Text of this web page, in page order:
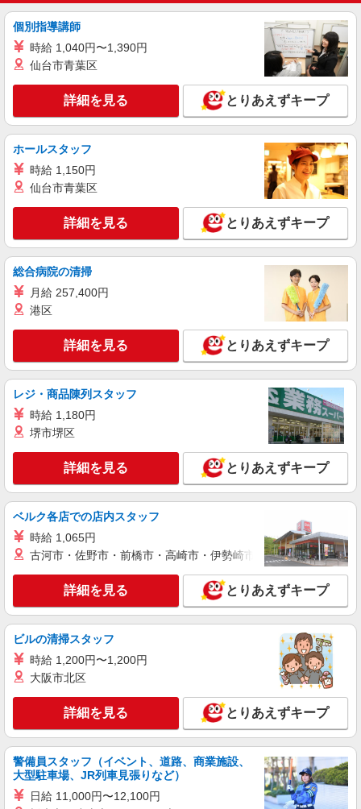
韮崎市内
キープ 詳細を見る
株式会社kotrio /●MT-H-2067994
韮崎市｜まずは送迎業務で活躍しよう◎デイサ
ービスSTAFF
時給1500円〜2125円 ＜日払い有/週払い有/交
キープ 詳細を見る
株式会社kotrio /●MT-H-2051136
タイパ最強！希望の働き方が叶う有料住宅のス
時給1500円〜2125円 ＜日払い有/週払い有/交
通費全支給(ガソリン代含む)＞
韮崎市内
キープ 詳細を見る
派遣社員
いつもの家事がお仕事に！？少人数の福祉施設
で日常サポート！
時給1500円〜2125円 ＜日払い有/週払い有/交
通費全支給(ガソリン代含む)＞
キープ 詳細を見る
派遣社員
株式会社kotrio /●MT-H-1959324
韮崎市｜リハビリ補助などのデイサービス
STAFF♪未経験OK
時給1500円〜2125円 ＜日払い有/週払い有/交
韮崎市内
キープ 詳細を見る
株式会社kotrio /●MT-H-2067085
個別指導講師
時給 1,040円〜1,390円
仙台市青葉区
詳細を見る とりあえずキープ
ホールスタッフ
時給 1,150円
仙台市青葉区
詳細を見る とりあえずキープ
総合病院の清掃
月給 257,400円
港区
詳細を見る とりあえずキープ
レジ・商品陳列スタッフ
時給 1,180円
堺市堺区
詳細を見る とりあえずキープ
ベルク各店での店内スタッフ
時給 1,065円
古河市・佐野市・前橋市・高崎市・伊勢崎市・太田市・館林市
詳細を見る とりあえずキープ
ビルの清掃スタッフ
時給 1,200円〜1,200円
大阪市北区
詳細を見る とりあえずキープ
警備員スタッフ（イベント、道路、商業施設、
大型駐車場、JR列車見張りなど）
日給 11,000円〜12,100円